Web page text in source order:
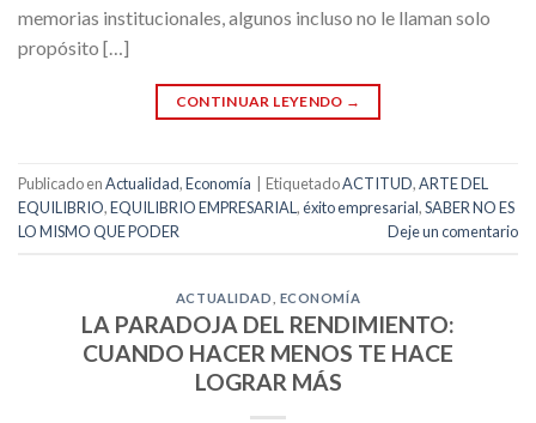
memorias institucionales, algunos incluso no le llaman solo
propósito […]
CONTINUAR LEYENDO →
Publicado enActualidad,Economía EtiquetadoACTITUD,ARTE DEL
EQUILIBRIO,EQUILIBRIO EMPRESARIAL ,éxito empresarial,SABER NO ES
LO MISMO QUE PODER
Deje un comentario
ACTUALIDAD ECONOMÍA
LA PARADOJA DEL RENDIMIENTO:
CUANDO HACER MENOS TE HACE
LOGRAR MÁS